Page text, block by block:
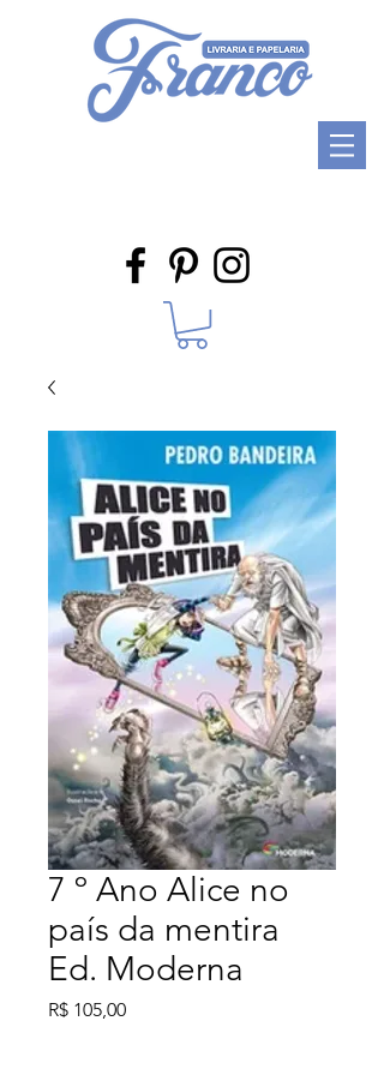
7 º Ano Alice no
país da mentira
Ed. Moderna
R$ 105,00Preço